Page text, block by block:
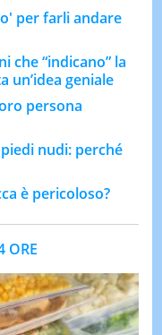
per farli andare
che “indicano” la
un’idea geniale
persona
nudi: perché
è pericoloso?
ORE